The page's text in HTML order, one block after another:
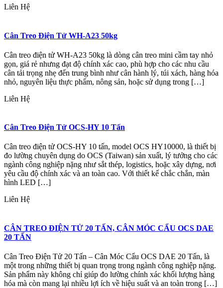
Liên Hệ
Cân Treo Điện Tử WH-A23 50kg
Cân treo điện tử WH-A23 50kg là dòng cân treo mini cầm tay nhỏ
gọn, giá rẻ nhưng đạt độ chính xác cao, phù hợp cho các nhu cầu
cân tải trọng nhẹ đến trung bình như cân hành lý, túi xách, hàng hóa
nhỏ, nguyên liệu thực phẩm, nông sản, hoặc sử dụng trong […]
Liên Hệ
Cân Treo Điện Tử OCS-HY 10 Tấn
Cân treo điện tử OCS-HY 10 tấn, model OCS HY10000, là thiết bị
đo lường chuyên dụng do OCS (Taiwan) sản xuất, lý tưởng cho các
ngành công nghiệp nặng như sắt thép, logistics, hoặc xây dựng, nơi
yêu cầu độ chính xác và an toàn cao. Với thiết kế chắc chắn, màn
hình LED […]
Liên Hệ
CÂN TREO ĐIỆN TỬ 20 TẤN, CÂN MÓC CẨU OCS DAE
20 TẤN
Cân Treo Điện Tử 20 Tấn – Cân Móc Cẩu OCS DAE 20 Tấn, là
một trong những thiết bị quan trọng trong ngành công nghiệp nặng.
Sản phẩm này không chỉ giúp đo lường chính xác khối lượng hàng
hóa mà còn mang lại nhiều lợi ích về hiệu suất và an toàn trong […]